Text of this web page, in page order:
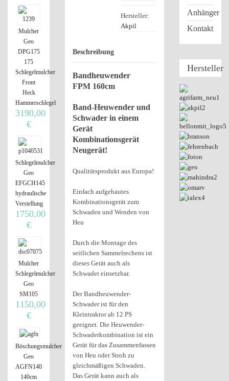
Hersteller:
Akpil
Beschreibung
Bandheuwender
FPM 160cm
Band-Heuwender und
Schwader in einem
Gerät
Kombinationsgerät
Neugerät!
Qualitätsprodukt aus Europa!
Einfach aufgebautes
Kombinationsgerät zum
Schwaden und Wenden von
Heu
Durch die Montage des
seitlichen Sammelrechens ist
dieses Gerät auch als
Schwader einsetzbar.
Der Bandheuwender-
Schwader ist für den
Kleintraktor ab 12 PS
geeignet. Die Heuwender-
Schwaderkombination ist ein
Gerät für das Zusammenfassen
von Heu oder Stroh zu
gleichmäßigen Schwaden.
Das Gerät kann auch als
Mulcher
Geo
DPG175
175
Schlegelmulcher
Front
Heck
Hammerschlegel
3190,00
€
Schlegelmulcher
Geo
EFGCH145
hydraulische
Verstellung
1750,00
€
Mulcher
Schlegelmulcher
Geo
SM105
1150,00
€
Böschungsmulcher
Geo
AGFN140
140cm
Anhänger
Kontakt
Hersteller